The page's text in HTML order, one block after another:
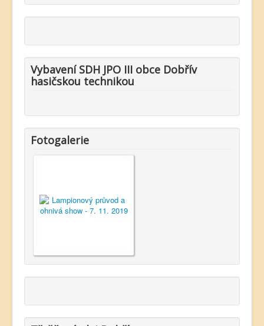
Vybavení SDH JPO III obce Dobřív
hasičskou technikou
Fotogalerie